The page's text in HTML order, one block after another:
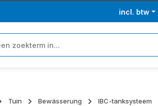
incl. btw
Tuin Bewässerung IBC-tanksysteem